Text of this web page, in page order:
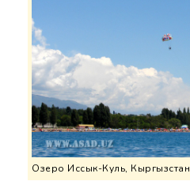
Озеро Иссык-Куль, Кыргызстан